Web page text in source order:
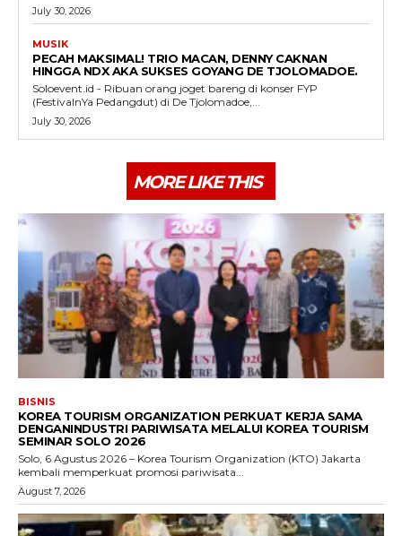
July 30, 2026
MUSIK
PECAH MAKSIMAL! TRIO MACAN, DENNY CAKNAN
HINGGA NDX AKA SUKSES GOYANG DE TJOLOMADOE.
Soloevent.id - Ribuan orang joget bareng di konser FYP
(FestivalnYa Pedangdut) di De Tjolomadoe,...
July 30, 2026
MORE LIKE THIS
BISNIS
KOREA TOURISM ORGANIZATION PERKUAT KERJA SAMA
DENGANINDUSTRI PARIWISATA MELALUI KOREA TOURISM
SEMINAR SOLO 2026
Solo, 6 Agustus 2026 – Korea Tourism Organization (KTO) Jakarta
kembali memperkuat promosi pariwisata...
August 7, 2026